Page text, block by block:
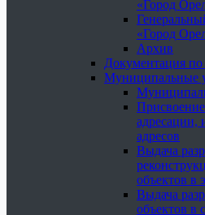
«Город
«Город
Архив
Документация по
Муниципальные
адресации,
адресов
Выдача
объектов в
Выдача
объектов в